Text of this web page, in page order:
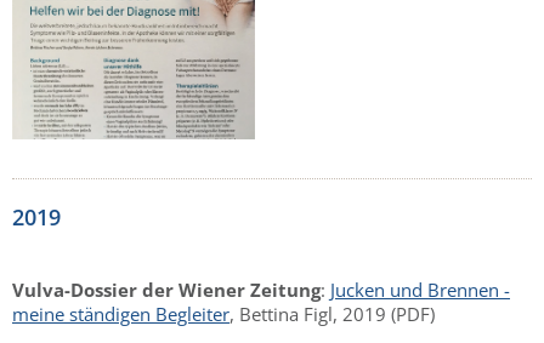
2019
Vulva-Dossier der Wiener Zeitung: Jucken und Brennen -
meine ständigen Begleiter, Bettina Figl, 2019 (PDF)